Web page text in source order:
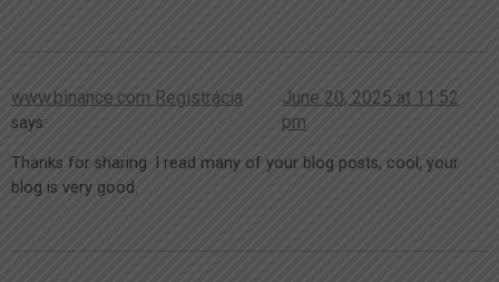
www.binance.com Registrácia
says:
June 20, 2025 at 11:52
pm
Thanks for sharing. I read many of your blog posts, cool, your
blog is very good.